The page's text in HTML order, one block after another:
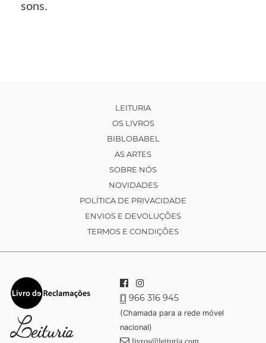
sons.
LEITURIA
OS LIVROS
BIBLOBABEL
AS ARTES
SOBRE NÓS
NOVIDADES
POLÍTICA DE PRIVACIDADE
ENVIOS E DEVOLUÇÕES
TERMOS E CONDIÇÕES
966 316 945
(Chamada para a rede móvel
nacional)